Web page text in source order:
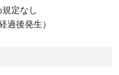
定なし
過後発生）